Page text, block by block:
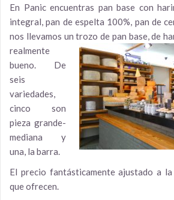
En Panic encuentras pan base con
integral, pan de espelta 100%, pan de
nos llevamos un trozo de pan base, de
realmente
bueno. De
seis
variedades,
cinco son
pieza grande-
mediana y
una, la barra.
El precio fantásticamente ajustado a
que ofrecen.